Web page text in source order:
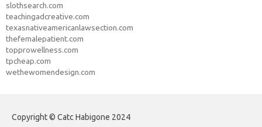
slothsearch.com
teachingadcreative.com
texasnativeamericanlawsection.com
thefemalepatient.com
topprowellness.com
tpcheap.com
wethewomendesign.com
Copyright © Catc Habigone 2024